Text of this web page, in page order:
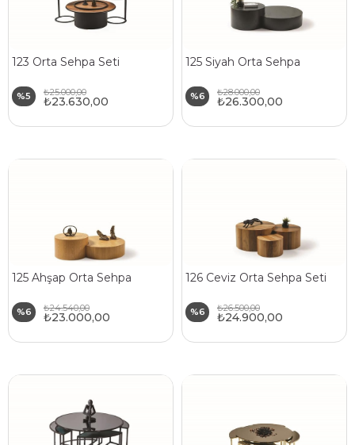
123 Orta Sehpa Seti
%5 ₺23.630,00
₺25.000,00
125 Siyah Orta Sehpa
%6 ₺26.300,00
₺28.000,00
125 Ahşap Orta Sehpa
%6 ₺23.000,00
₺24.540,00
126 Ceviz Orta Sehpa Seti
%6 ₺24.900,00
₺26.500,00